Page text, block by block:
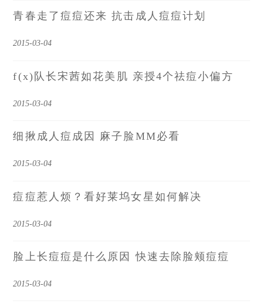
青春走了痘痘还来 抗击成人痘痘计划
2015-03-04
f(x)队长宋茜如花美肌 亲授4个祛痘小偏方
2015-03-04
细揪成人痘成因 麻子脸MM必看
2015-03-04
痘痘惹人烦？看好莱坞女星如何解决
2015-03-04
脸上长痘痘是什么原因 快速去除脸颊痘痘
2015-03-04